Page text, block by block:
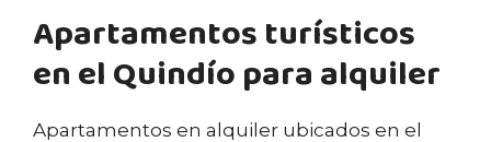
Apartamentos turísticos
en el Quindío para alquiler
Apartamentos en alquiler ubicados en el